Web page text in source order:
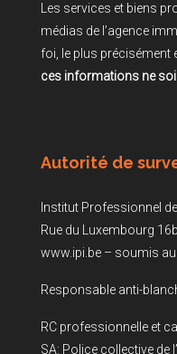
Les services et biens
médias de l’agence
foi, le plus précisément
ces informations ne
Autorité de
Institut Professionnel
Rue du Luxembourg
www.ipi.be – soumis au
Responsable anti-
RC professionnelle et
SA: Police collective de